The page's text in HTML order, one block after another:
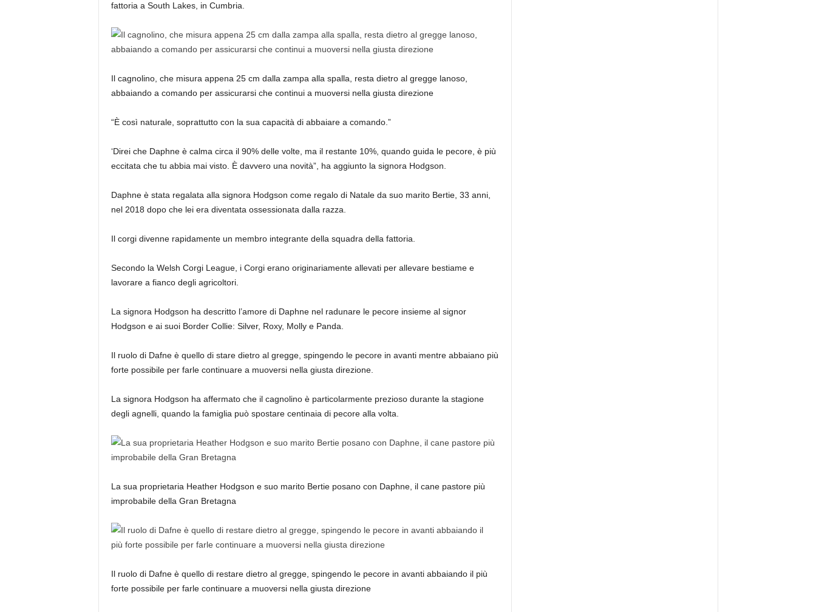
fattoria a South Lakes, in Cumbria.
Il cagnolino, che misura appena 25 cm dalla zampa alla spalla, resta dietro al gregge lanoso,
abbaiando a comando per assicurarsi che continui a muoversi nella giusta direzione
“È così naturale, soprattutto con la sua capacità di abbaiare a comando.”
‘Direi che Daphne è calma circa il 90% delle volte, ma il restante 10%, quando guida le pecore, è più
eccitata che tu abbia mai visto. È davvero una novità”, ha aggiunto la signora Hodgson.
Daphne è stata regalata alla signora Hodgson come regalo di Natale da suo marito Bertie, 33 anni,
nel 2018 dopo che lei era diventata ossessionata dalla razza.
Il corgi divenne rapidamente un membro integrante della squadra della fattoria.
Secondo la Welsh Corgi League, i Corgi erano originariamente allevati per allevare bestiame e
lavorare a fianco degli agricoltori.
La signora Hodgson ha descritto l’amore di Daphne nel radunare le pecore insieme al signor
Hodgson e ai suoi Border Collie: Silver, Roxy, Molly e Panda.
Il ruolo di Dafne è quello di stare dietro al gregge, spingendo le pecore in avanti mentre abbaiano più
forte possibile per farle continuare a muoversi nella giusta direzione.
La signora Hodgson ha affermato che il cagnolino è particolarmente prezioso durante la stagione
degli agnelli, quando la famiglia può spostare centinaia di pecore alla volta.
La sua proprietaria Heather Hodgson e suo marito Bertie posano con Daphne, il cane pastore più
improbabile della Gran Bretagna
Il ruolo di Dafne è quello di restare dietro al gregge, spingendo le pecore in avanti abbaiando il più
forte possibile per farle continuare a muoversi nella giusta direzione